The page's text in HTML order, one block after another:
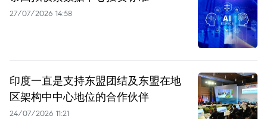
27/07/2026 14:58
印度一直是支持东盟团结及东盟在地
区架构中中心地位的合作伙伴
24/07/2026 11:21